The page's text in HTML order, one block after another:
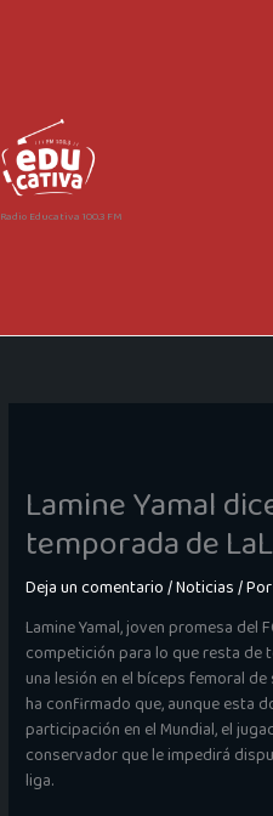
Radio Educativa 100.3 FM
Lamine Yamal
temporada de
Deja un comentario/Noticias/
Lamine Yamal, joven promesa del
competición para lo que resta de
una lesión en el bíceps femoral
ha confirmado que, aunque esta
participación en el Mundial, el
conservador que le impedirá
liga.